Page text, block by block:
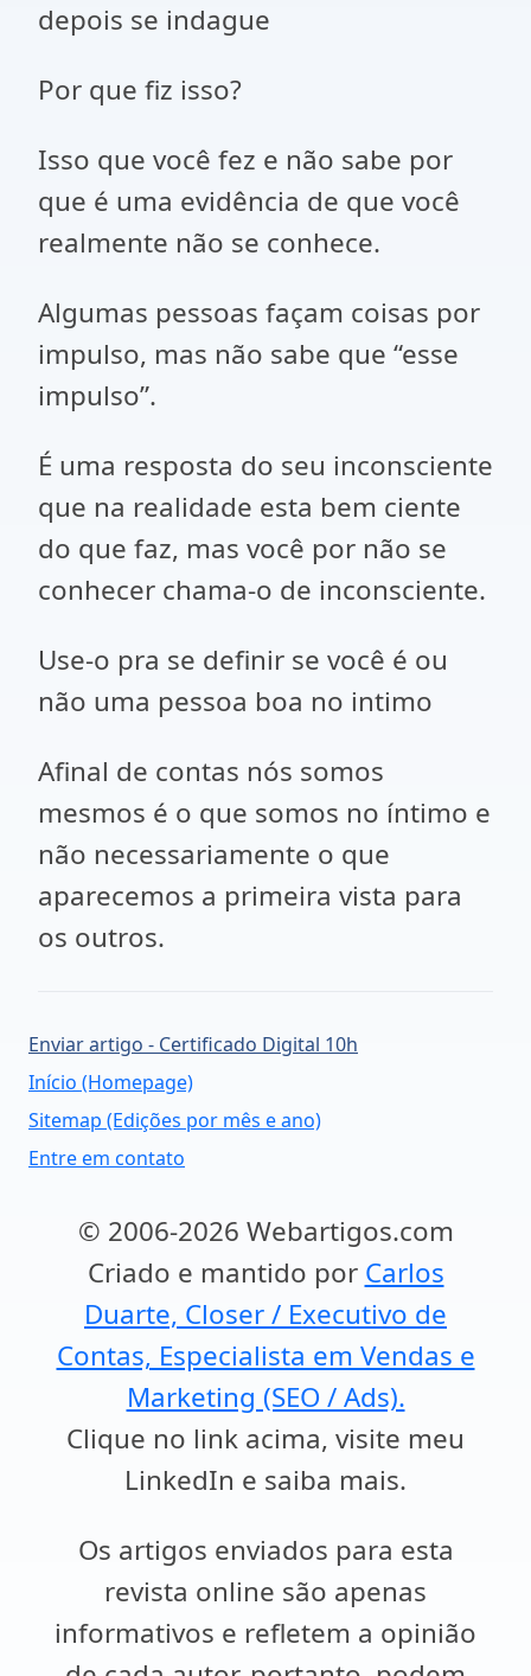
depois se indague
Por que fiz isso?
Isso que você fez e não sabe por
que é uma evidência de que você
realmente não se conhece.
Algumas pessoas façam coisas por
impulso, mas não sabe que “esse
impulso”.
É uma resposta do seu inconsciente
que na realidade esta bem ciente
do que faz, mas você por não se
conhecer chama-o de inconsciente.
Use-o pra se definir se você é ou
não uma pessoa boa no intimo
Afinal de contas nós somos
mesmos é o que somos no íntimo e
não necessariamente o que
aparecemos a primeira vista para
os outros.
Enviar artigo - Certificado Digital 10h
Início (Homepage)
Sitemap (Edições por mês e ano)
Entre em contato
© 2006-2026 Webartigos.com
Criado e mantido por Carlos
Duarte, Closer / Executivo de
Contas, Especialista em Vendas e
Marketing (SEO / Ads).
Clique no link acima, visite meu
LinkedIn e saiba mais.
Os artigos enviados para esta
revista online são apenas
informativos e refletem a opinião